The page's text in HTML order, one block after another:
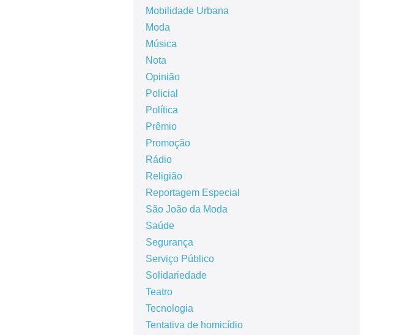
Mobilidade Urbana
Moda
Música
Nota
Opinião
Policial
Política
Prêmio
Promoção
Rádio
Religião
Reportagem Especial
São João da Moda
Saúde
Segurança
Serviço Público
Solidariedade
Teatro
Tecnologia
Tentativa de homicídio